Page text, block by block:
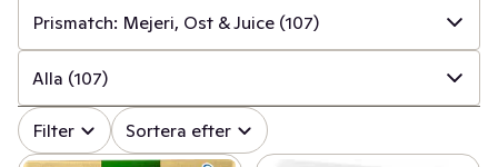
Prismatch: Mejeri, Ost & Juice (107)
✓ Alla (534)
✓ Prismatch: Frukt & Grönt (13)
Alla (107)
✓ Alla (107)
Filter Sortera efter